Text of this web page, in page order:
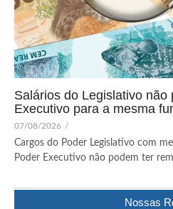
Salários do Legislativo não
Executivo para a mesma
07/08/2026 /
Cargos do Poder Legislativo com
Poder Executivo não podem ter
Nossas